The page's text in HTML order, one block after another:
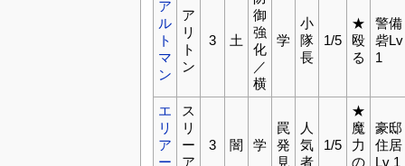
ア
ル
ト
マ
ン
ア
リ
ト
ン
3 土
御
強
化
／
横
学
小
隊
長
1/5
★
殴
る
警備
砦Lv
1
エ
リ
ア
ー
ス
リ
ー
ア
3 闇 学
罠
発
見
人
気
者
1/5
★
魔
力
の
豪邸
住居
Lv 1